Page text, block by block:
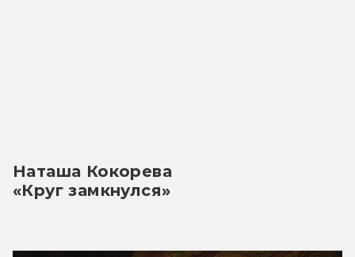
Наташа Кокорева
«Круг замкнулся»